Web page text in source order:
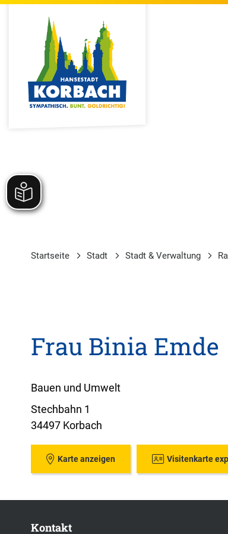
Startseite Stadt Stadt & Verwaltung
Frau Binia Emde
Bauen und Umwelt
Stechbahn 1
34497 Korbach
Karte anzeigen Visitenkarte
Kontakt